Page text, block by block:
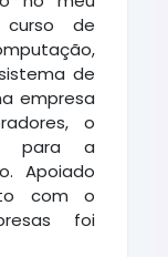
de
de
empresa
o
para a
Apoiado
com o
foi